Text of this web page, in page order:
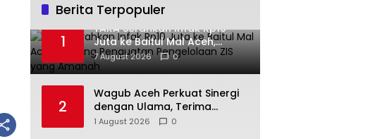
Berita Terpopuler
1
YARA Serahkan Infak Rp10
Juta ke Baitul Mal Aceh,
Dorong Penguatan
Pengelolaan ZIS yang
7 August 2026 0
2
Wagub Aceh Perkuat Sinergi
dengan Ulama, Terima
Silaturahmi Imam Masjid Raya
1 August 2026 0